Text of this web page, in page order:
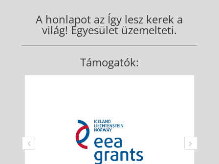
A honlapot az Így lesz kerek a
világ! Egyesület üzemelteti.
Támogatók: